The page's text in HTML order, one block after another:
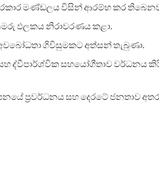
මණ්ඩලය විසින් ආරම්භ කර
ඵලකය නිරාවරණය කළා.
ගිවිසුමකට අත්සන් තැබුණා.
සහ ද්වීපාර්ශ්වික සහයෝගීතාව වර්ධනය
ප්‍රවර්ධනය සහ දෙරටේ